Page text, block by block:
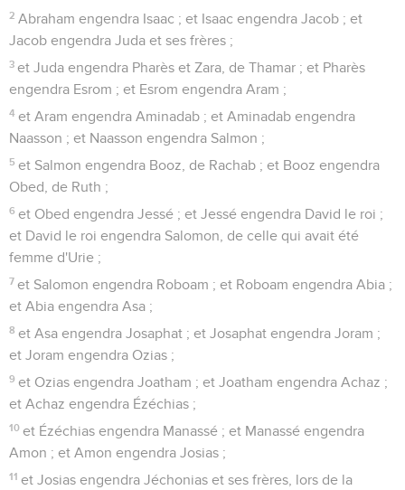
13
et Zorobabel engendra Abiub ; et Abiub engendra Éliakim ;
et Éliakim engendra Azor ;
14 et Azor engendra Sadok ; et Sadok engendra Achim ; et
Achim engendra Éliud ;
15 et Éliud engendra Éléazar ; et Éléazar engendra Matthan ;
et Matthan engendra Jacob ;
16 et Jacob engendra Joseph, le mari de Marie, de laquelle
est né Jésus, qui est appelé Christ.
17 Toutes les générations, depuis Abraham jusqu'à David,
sont donc quatorze générations ; et depuis David jusqu'à la
transportation de Babylone, quatorze générations ; et depuis
la transportation de Babylone jusqu'au Christ, quatorze
générations.
La naissance de Jésus-Christ
18
Or la naissance de Jésus Christ arriva ainsi : sa mère,
Marie, étant fiancée à Joseph, avant qu'ils fussent ensemble,
se trouva enceinte par l'Esprit Saint.
19
Joseph, son mari, étant juste, et ne voulant pas faire d'elle
un exemple, se proposa de la répudier secrètement.